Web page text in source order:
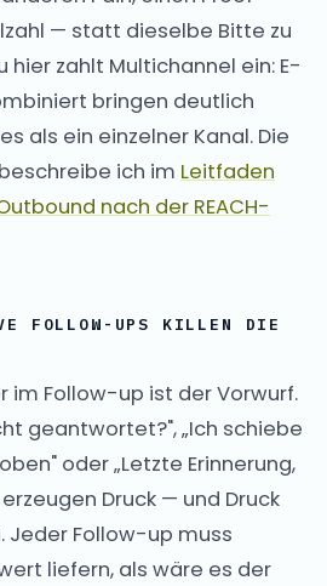
— statt dieselbe Bitte zu
hier zahlt Multichannel ein: E-
bringen deutlich
als ein einzelner Kanal. Die
ich im Leitfaden
nach der REACH-
FOLLOW-UPS KILLEN DIE
im Follow-up ist der Vorwurf.
geantwortet?", „Ich schiebe
oder „Letzte Erinnerung,
Druck — und Druck
Jeder Follow-up muss
liefern, als wäre es der